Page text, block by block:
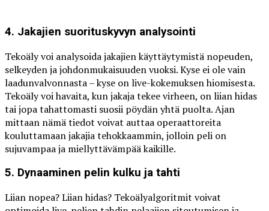
4. Jakajien suorituskyvyn analysointi
Tekoäly voi analysoida jakajien käyttäytymistä nopeuden,
selkeyden ja johdonmukaisuuden vuoksi. Kyse ei ole vain
laadunvalvonnasta – kyse on live-kokemuksen hiomisesta.
Tekoäly voi havaita, kun jakaja tekee virheen, on liian hidas
tai jopa tahattomasti suosii pöydän yhtä puolta. Ajan
mittaan nämä tiedot voivat auttaa operaattoreita
kouluttamaan jakajia tehokkaammin, jolloin peli on
sujuvampaa ja miellyttävämpää kaikille.
5. Dynaaminen pelin kulku ja tahti
Liian nopea? Liian hidas? Tekoälyalgoritmit voivat